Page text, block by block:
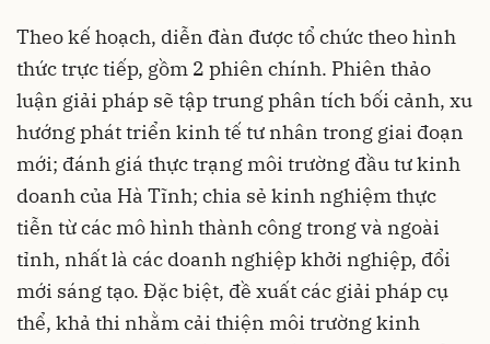
Theo kế hoạch, diễn đàn được tổ chức theo hình
thức trực tiếp, gồm 2 phiên chính. Phiên thảo
luận giải pháp sẽ tập trung phân tích bối cảnh, xu
hướng phát triển kinh tế tư nhân trong giai đoạn
mới; đánh giá thực trạng môi trường đầu tư kinh
doanh của Hà Tĩnh; chia sẻ kinh nghiệm thực
tiễn từ các mô hình thành công trong và ngoài
tỉnh, nhất là các doanh nghiệp khởi nghiệp, đổi
mới sáng tạo. Đặc biệt, đề xuất các giải pháp cụ
thể, khả thi nhằm cải thiện môi trường kinh